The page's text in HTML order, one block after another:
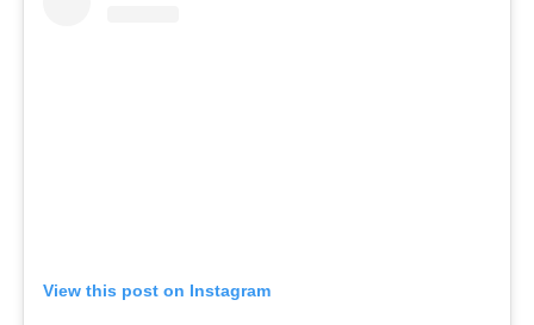
View this post on Instagram